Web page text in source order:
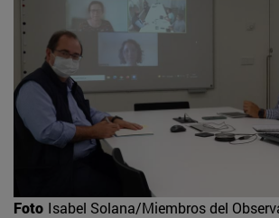
Foto Isabel Solana/Miembros del